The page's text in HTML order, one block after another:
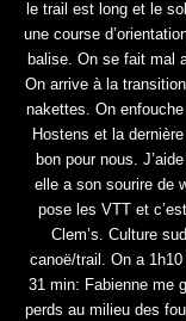
le trail est long et le
une course
balise. On se fait mal
On arrive à la
nakettes. On
Hostens et la
bon pour nous.
elle a son sourire de
pose les VTT et
Clem’s. Culture
canoë/trail. On a
31 min: Fabienne me
perds au milieu des